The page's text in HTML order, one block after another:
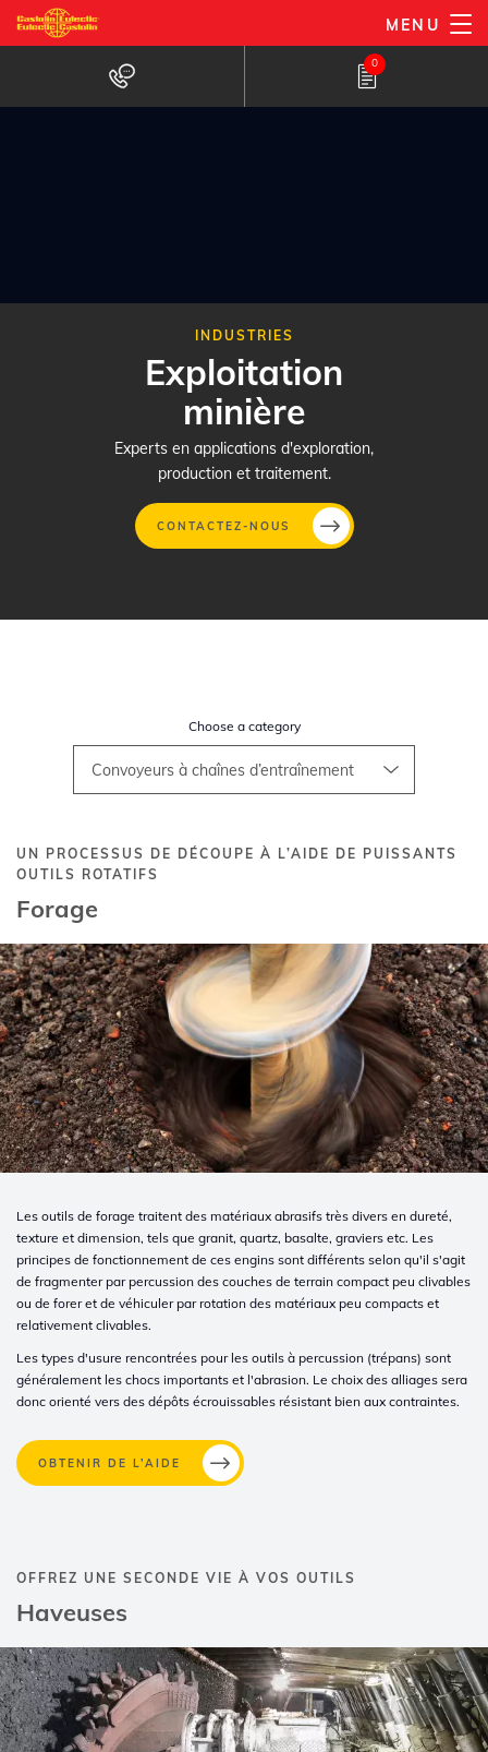
Aller
au
principal
MENU
0
INDUSTRIES
Exploitation
minière
Experts en applications d'exploration,
production et traitement.
CONTACTEZ-NOUS
Choose a category
UN PROCESSUS DE DÉCOUPE À L’AIDE DE PUISSANTS
OUTILS ROTATIFS
Forage
Les outils de forage traitent des matériaux abrasifs très divers en dureté,
texture et dimension, tels que granit, quartz, basalte, graviers etc. Les
principes de fonctionnement de ces engins sont différents selon qu'il s'agit
de fragmenter par percussion des couches de terrain compact peu clivables
ou de forer et de véhiculer par rotation des matériaux peu compacts et
relativement clivables.
Les types d'usure rencontrées pour les outils à percussion (trépans) sont
généralement les chocs importants et l'abrasion. Le choix des alliages sera
donc orienté vers des dépôts écrouissables résistant bien aux contraintes.
OBTENIR DE L’AIDE
OFFREZ UNE SECONDE VIE À VOS OUTILS
Haveuses